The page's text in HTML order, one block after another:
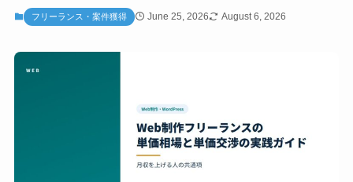
フリーランス・案件獲得 June 25, 2026 August 6, 2026